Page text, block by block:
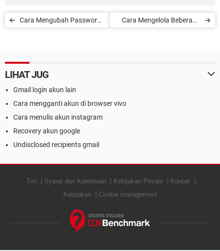
Cara Mengubah Password
Cara Mengelola Beberapa
LIHAT JUG
Gmail login akun lain
Cara mengganti akun di browser vivo
Cara menulis akun instagram
Recovery akun google
Undisclosed recipients gmail
Tim Syarat dan Ketentuan Kebijakan Privasi
Kontak
Kebijakan
Cookie management